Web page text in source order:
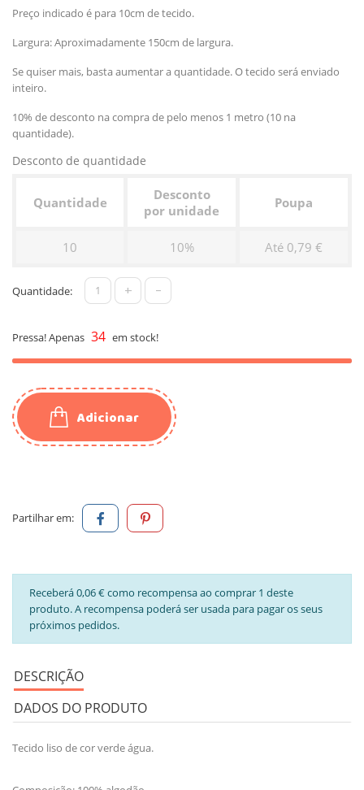
Preço indicado é para 10cm de tecido.
Largura: Aproximadamente 150cm de largura.
Se quiser mais, basta aumentar a quantidade. O tecido será enviado
inteiro.
10% de desconto na compra de pelo menos 1 metro (10 na
quantidade).
Desconto de quantidade
Quantidade
Desconto
por unidade
Poupa
10 10% Até 0,79 €
Quantidade: + -
Pressa! Apenas 34 em stock!
Adicionar
Partilhar em:
Receberá 0,06 € como recompensa ao comprar 1 deste
produto. A recompensa poderá ser usada para pagar os seus
próximos pedidos.
DESCRIÇÃO
DADOS DO PRODUTO
Tecido liso de cor verde água.